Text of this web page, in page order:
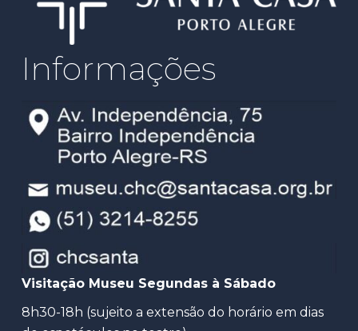
Informações
Visitação Museu Segundas à Sábado
8h30-18h (sujeito a extensão do horário em dias